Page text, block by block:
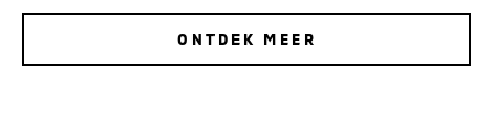
ONTDEK MEER